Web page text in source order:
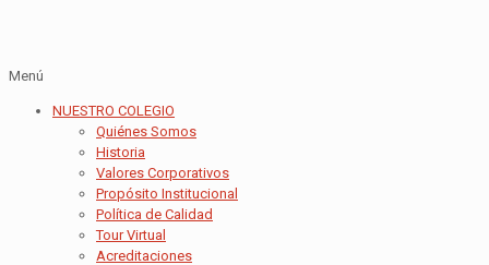
Menú
NUESTRO COLEGIO
Quiénes Somos
Historia
Valores Corporativos
Propósito Institucional
Política de Calidad
Tour Virtual
Acreditaciones